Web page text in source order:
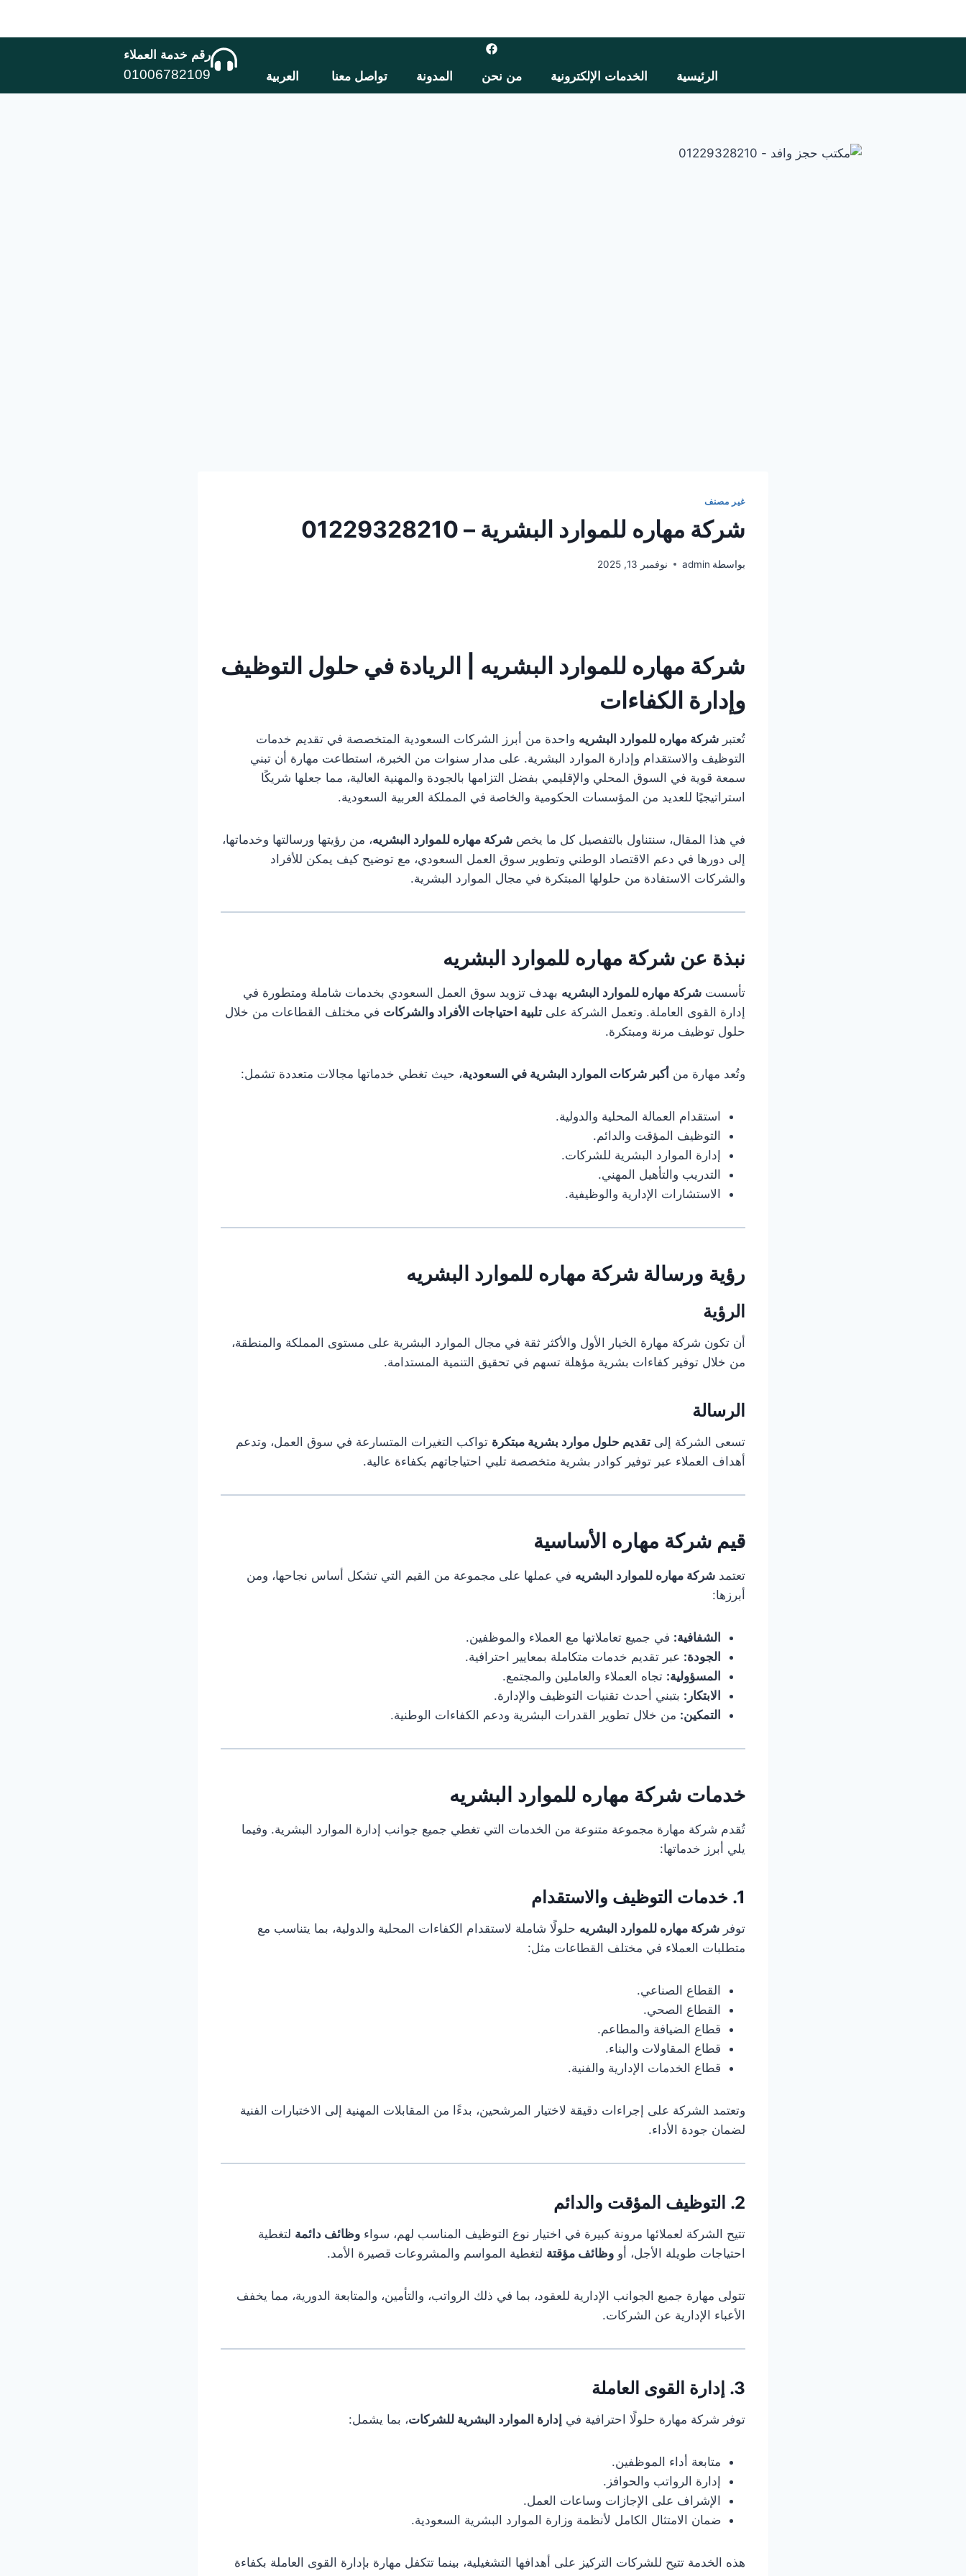
الرئيسية الخدمات الإلكترونية من نحن المدونة تواصل معنا العربية
رقم خدمة العملاء
01006782109
غير مصنف
شركة مهاره للموارد البشرية – 01229328210
بواسطة admin نوفمبر 13, 2025
شركة مهاره للموارد البشريه | الريادة في حلول التوظيف
وإدارة الكفاءات
تُعتبر شركة مهاره للموارد البشريه واحدة من أبرز الشركات السعودية المتخصصة في تقديم خدمات
التوظيف والاستقدام وإدارة الموارد البشرية. على مدار سنوات من الخبرة، استطاعت مهارة أن تبني
سمعة قوية في السوق المحلي والإقليمي بفضل التزامها بالجودة والمهنية العالية، مما جعلها شريكًا
استراتيجيًا للعديد من المؤسسات الحكومية والخاصة في المملكة العربية السعودية.
في هذا المقال، سنتناول بالتفصيل كل ما يخص شركة مهاره للموارد البشريه، من رؤيتها ورسالتها وخدماتها،
إلى دورها في دعم الاقتصاد الوطني وتطوير سوق العمل السعودي، مع توضيح كيف يمكن للأفراد
والشركات الاستفادة من حلولها المبتكرة في مجال الموارد البشرية.
نبذة عن شركة مهاره للموارد البشريه
تأسست شركة مهاره للموارد البشريه بهدف تزويد سوق العمل السعودي بخدمات شاملة ومتطورة في
إدارة القوى العاملة. وتعمل الشركة على تلبية احتياجات الأفراد والشركات في مختلف القطاعات من خلال
حلول توظيف مرنة ومبتكرة.
وتُعد مهارة من أكبر شركات الموارد البشرية في السعودية، حيث تغطي خدماتها مجالات متعددة تشمل:
استقدام العمالة المحلية والدولية.
التوظيف المؤقت والدائم.
إدارة الموارد البشرية للشركات.
التدريب والتأهيل المهني.
الاستشارات الإدارية والوظيفية.
رؤية ورسالة شركة مهاره للموارد البشريه
الرؤية
أن تكون شركة مهارة الخيار الأول والأكثر ثقة في مجال الموارد البشرية على مستوى المملكة والمنطقة،
من خلال توفير كفاءات بشرية مؤهلة تسهم في تحقيق التنمية المستدامة.
الرسالة
تسعى الشركة إلى تقديم حلول موارد بشرية مبتكرة تواكب التغيرات المتسارعة في سوق العمل، وتدعم
أهداف العملاء عبر توفير كوادر بشرية متخصصة تلبي احتياجاتهم بكفاءة عالية.
قيم شركة مهاره الأساسية
تعتمد شركة مهاره للموارد البشريه في عملها على مجموعة من القيم التي تشكل أساس نجاحها، ومن
أبرزها:
الشفافية: في جميع تعاملاتها مع العملاء والموظفين.
الجودة: عبر تقديم خدمات متكاملة بمعايير احترافية.
المسؤولية: تجاه العملاء والعاملين والمجتمع.
الابتكار: بتبني أحدث تقنيات التوظيف والإدارة.
التمكين: من خلال تطوير القدرات البشرية ودعم الكفاءات الوطنية.
خدمات شركة مهاره للموارد البشريه
تُقدم شركة مهارة مجموعة متنوعة من الخدمات التي تغطي جميع جوانب إدارة الموارد البشرية. وفيما
يلي أبرز خدماتها:
1. خدمات التوظيف والاستقدام
توفر شركة مهاره للموارد البشريه حلولًا شاملة لاستقدام الكفاءات المحلية والدولية، بما يتناسب مع
متطلبات العملاء في مختلف القطاعات مثل:
القطاع الصناعي.
القطاع الصحي.
قطاع الضيافة والمطاعم.
قطاع المقاولات والبناء.
قطاع الخدمات الإدارية والفنية.
وتعتمد الشركة على إجراءات دقيقة لاختيار المرشحين، بدءًا من المقابلات المهنية إلى الاختبارات الفنية
لضمان جودة الأداء.
2. التوظيف المؤقت والدائم
تتيح الشركة لعملائها مرونة كبيرة في اختيار نوع التوظيف المناسب لهم، سواء وظائف دائمة لتغطية
احتياجات طويلة الأجل، أو وظائف مؤقتة لتغطية المواسم والمشروعات قصيرة الأمد.
تتولى مهارة جميع الجوانب الإدارية للعقود، بما في ذلك الرواتب، والتأمين، والمتابعة الدورية، مما يخفف
الأعباء الإدارية عن الشركات.
3. إدارة القوى العاملة
توفر شركة مهارة حلولًا احترافية في إدارة الموارد البشرية للشركات، بما يشمل:
متابعة أداء الموظفين.
إدارة الرواتب والحوافز.
الإشراف على الإجازات وساعات العمل.
ضمان الامتثال الكامل لأنظمة وزارة الموارد البشرية السعودية.
هذه الخدمة تتيح للشركات التركيز على أهدافها التشغيلية، بينما تتكفل مهارة بإدارة القوى العاملة بكفاءة